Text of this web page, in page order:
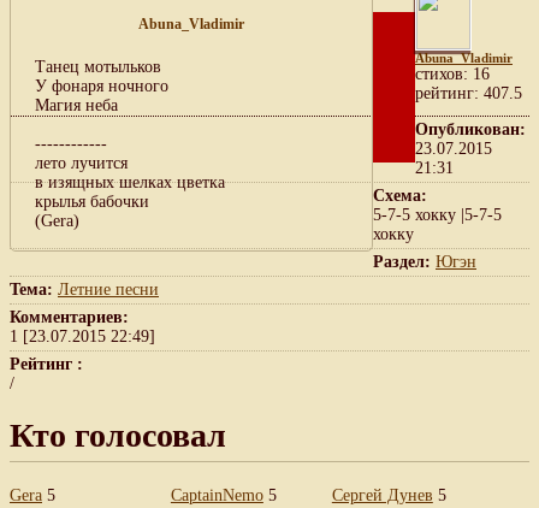
Abuna_Vladimir
Танец мотыльков
У фонаря ночного
Магия неба
------------
лето лучится
в изящных шелках цветка
крылья бабочки
(Gera)
Abuna_Vladimir
cтихов: 16
рейтинг: 407.5
Опубликован:
23.07.2015
21:31
Схема:
5-7-5 хокку |5-7-5
хокку
Раздел: Югэн
Тема: Летние песни
Комментариев:
1 [23.07.2015 22:49]
Рейтинг :
/
Кто голосовал
Gera 5
CaptainNemo5
Сергей Дунев 5